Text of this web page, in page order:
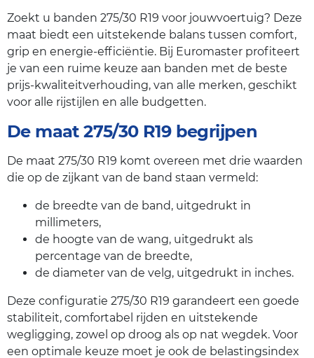
Zoekt u banden 275/30 R19 voor jouwvoertuig? Deze
maat biedt een uitstekende balans tussen comfort,
grip en energie-efficiëntie. Bij Euromaster profiteert
je van een ruime keuze aan banden met de beste
prijs-kwaliteitverhouding, van alle merken, geschikt
voor alle rijstijlen en alle budgetten.
De maat 275/30 R19 begrijpen
De maat 275/30 R19 komt overeen met drie waarden
die op de zijkant van de band staan vermeld:
de breedte van de band, uitgedrukt in
millimeters,
de hoogte van de wang, uitgedrukt als
percentage van de breedte,
de diameter van de velg, uitgedrukt in inches.
Deze configuratie 275/30 R19 garandeert een goede
stabiliteit, comfortabel rijden en uitstekende
wegligging, zowel op droog als op nat wegdek. Voor
een optimale keuze moet je ook de belastingsindex